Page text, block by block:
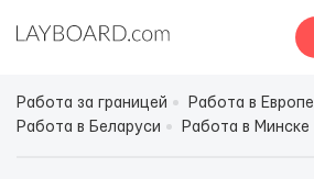
Работа за границей
Работа в Европе
Работа в Беларуси
Работа в Минске